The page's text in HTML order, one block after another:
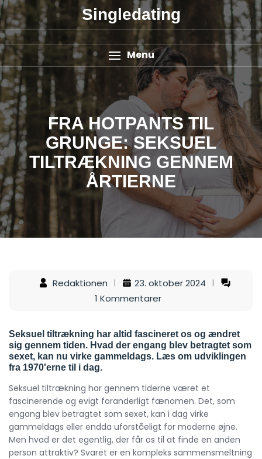
Singledating
Menu
FRA HOTPANTS TIL
GRUNGE: SEKSUEL
TILTRÆKNING GENNEM
ÅRTIERNE
Redaktionen
23. oktober 2024
1 Kommentarer
Seksuel tiltrækning har altid fascineret os og ændret
sig gennem tiden. Hvad der engang blev betragtet som
sexet, kan nu virke gammeldags. Læs om udviklingen
fra 1970'erne til i dag.
Seksuel tiltrækning har gennem tiderne været et
fascinerende og evigt foranderligt fænomen. Det, som
engang blev betragtet som sexet, kan i dag virke
gammeldags eller endda uforståeligt for moderne øjne.
Men hvad er det egentlig, der får os til at finde en anden
person attraktiv? Svaret er en kompleks sammensmeltning